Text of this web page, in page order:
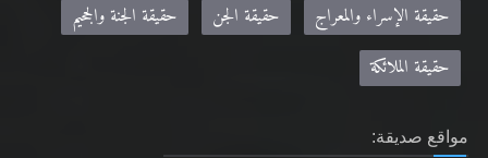
حقيقة الإسراء والمعراج
حقيقة الجن
حقيقة الجنة والجحيم
حقيقة الملائكة
مواقع صديقة: